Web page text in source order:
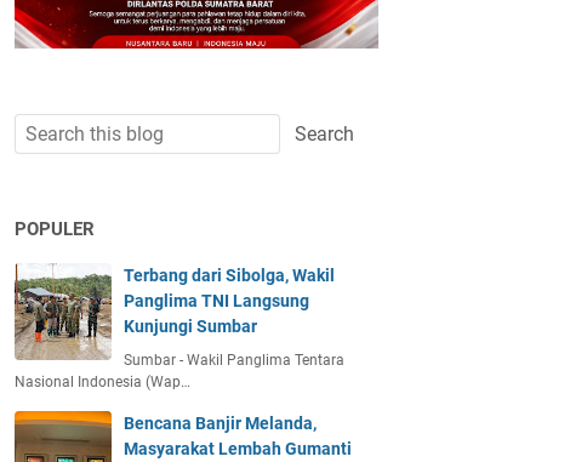
POPULER
Terbang dari Sibolga, Wakil
Panglima TNI Langsung
Kunjungi Sumbar
Sumbar - Wakil Panglima Tentara
Nasional Indonesia (Wap…
Bencana Banjir Melanda,
Masyarakat Lembah Gumanti